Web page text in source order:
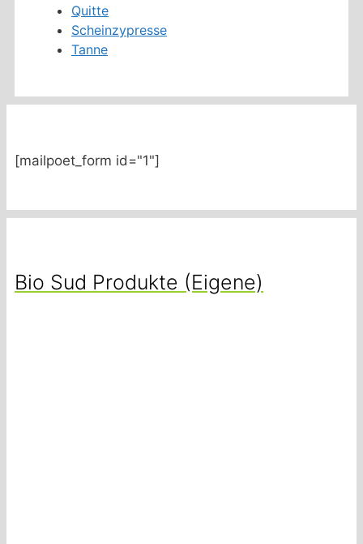
Quitte
Scheinzypresse
Tanne
[mailpoet_form id="1"]
Bio Sud Produkte (Eigene)